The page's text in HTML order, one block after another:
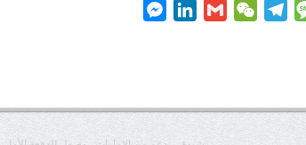
Message
Telegram
WeChat
Gmail
LinkedIn